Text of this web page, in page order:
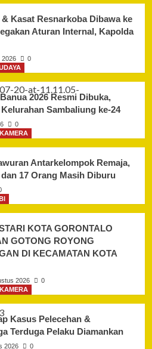
Kasat Resnarkoba Dibawa ke
Aturan Internal, Kapolda
2026
0
2026 Resmi Dibuka,
Sambaliung ke-24
0
Antarkelompok Remaja,
17 Orang Masih Diburu
KOTA GORONTALO
GOTONG ROYONG
DI KECAMATAN KOTA
2026
0
Kasus Pelecehan &
Terduga Pelaku Diamankan
2026 0